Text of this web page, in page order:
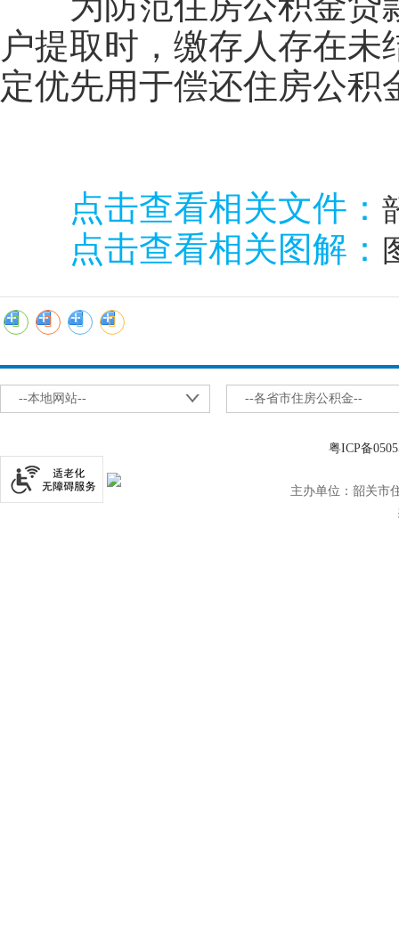
户提取时，缴存人存在
定优先用于偿还住房公积
点击查看相关文件：
点击查看相关图解：
--本地网站-- --各省市住房公积金--
粤ICP备
主办单位：韶关市